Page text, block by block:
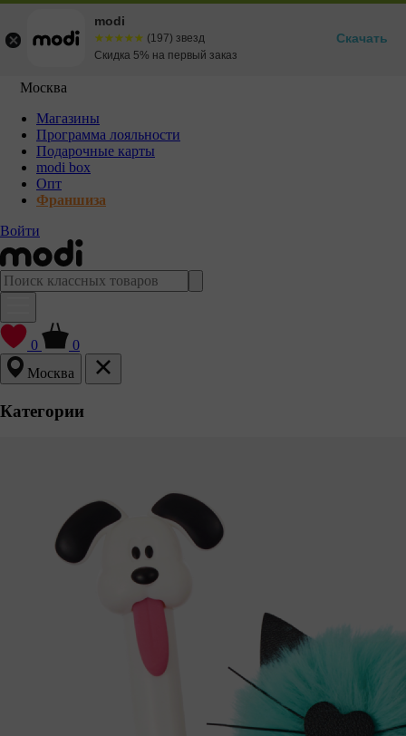
Москва
Магазины
Программа лояльности
Подарочные карты
modi box
Опт
Франшиза
Войти
0
0
Москва
Категории
modi
☆☆☆☆☆
★★★★★ (197) звезд
Скидка 5% на первый заказ
Скачать